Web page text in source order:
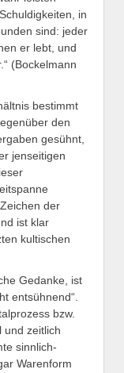
in
sind: jeder
er lebt, und
(Bockelmann
bestimmt
den
gesühnt,
jenseitigen
der
ist klar
kultischen
Gedanke, ist
entsühnend“.
bzw.
und zeitlich
sinnlich-
Warenform